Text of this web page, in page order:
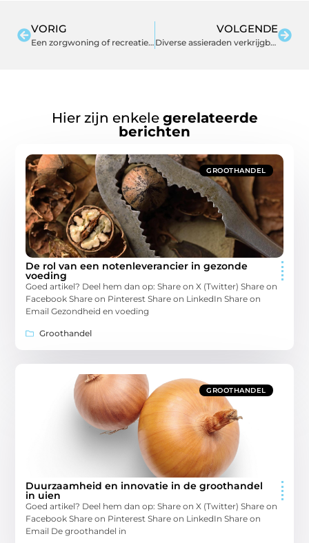
VORIG
Een zorgwoning of recreatiewoning laten bouwen geheel naar uw wensen
VOLGENDE
Diverse assieraden verkrijgbaar
Hier zijn enkele gerelateerde
berichten
GROOTHANDEL
De rol van een notenleverancier in gezonde
voeding
Goed artikel? Deel hem dan op: Share on X (Twitter) Share on
Facebook Share on Pinterest Share on LinkedIn Share on
Email Gezondheid en voeding
Groothandel
GROOTHANDEL
Duurzaamheid en innovatie in de groothandel
in uien
Goed artikel? Deel hem dan op: Share on X (Twitter) Share on
Facebook Share on Pinterest Share on LinkedIn Share on
Email De groothandel in